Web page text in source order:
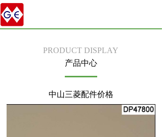
PRODUCT DISPLAY
产品中心
中山三菱配件价格